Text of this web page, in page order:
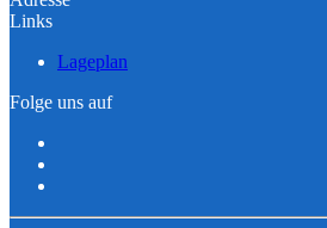
Links
Lageplan
Folge uns auf